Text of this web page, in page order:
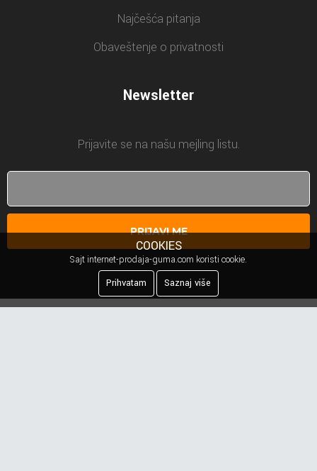
Najčešća pitanja
Obaveštenje o privatnosti
Newsletter
Prijavite se na našu mejling listu.
PRIJAVI ME
COOKIES
Sajt internet-prodaja-guma.com koristi cookie.
Prihvatam
Saznaj više